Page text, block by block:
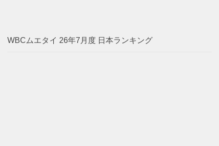
WBCムエタイ 26年7月度 日本ランキング